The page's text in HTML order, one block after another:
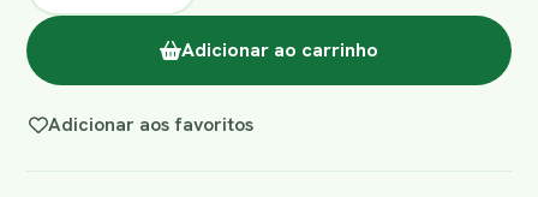
Adicionar ao carrinho
Adicionar aos favoritos